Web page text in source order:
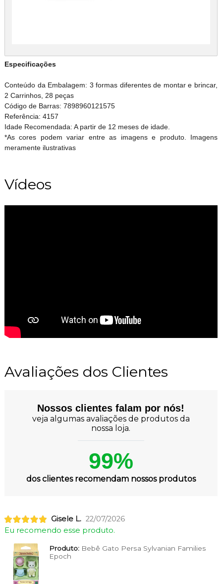
Especificações
Conteúdo da Embalagem: 3 formas diferentes de montar e brincar,
2 Carrinhos, 28 peças
Código de Barras: 7898960121575
Referência: 4157
Idade Recomendada: A partir de 12 meses de idade.
*As cores podem variar entre as imagens e produto. Imagens
meramente ilustrativas
Vídeos
Avaliações dos Clientes
Nossos clientes falam por nós!
veja algumas avaliações de produtos da
nossa loja.
99%
dos clientes recomendam nossos produtos
Gisele L. 22/07/2026
Eu recomendo esse produto.
Produto:Bebê Gato Persa Sylvanian Families
Epoch